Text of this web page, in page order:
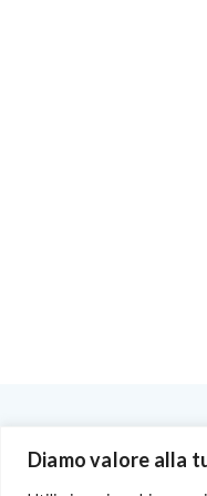
Diamo valore alla